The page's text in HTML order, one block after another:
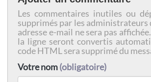
Les commentaires inutiles ou
supprimés par les
adresse e-mail ne sera pas
la ligne seront convertis
code HTML sera supprimé du
Votre nom(obligatoire)